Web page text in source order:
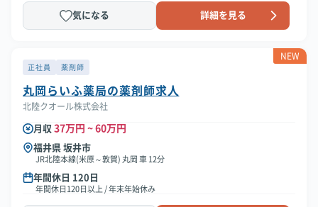
気になる 詳細を見る
NEW
正社員 薬剤師
丸岡らいふ薬局の薬剤師求人
北陸クオール株式会社
月収 37万円 ~ 60万円
福井県 坂井市
JR北陸本線(米原～敦賀) 丸岡 車 12分
年間休日 120日
年間休日120日以上 / 年末年始休み